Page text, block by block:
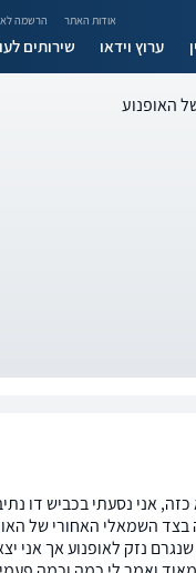
אודות האתר הרשמה
ערוץ וידאו שירותים
האופנוע
אני נסעתי בכביש דו
בצד השמאלי האחורי של
נזק לאופנוע אך